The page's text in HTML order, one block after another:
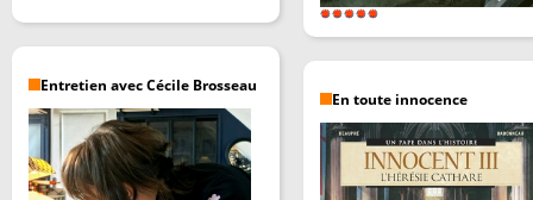
Entretien avec Cécile Brosseau
En toute innocence